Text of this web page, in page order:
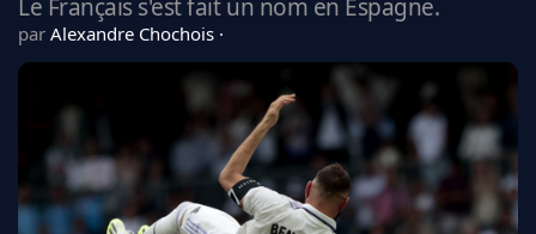
CDM 2026
EDF
PSG
LIGUE 1
Le Français s'est fait un nom en Espagne.
par Alexandre Chochois